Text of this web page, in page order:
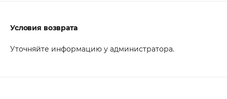
Условия возврата
Уточняйте информацию у администратора.